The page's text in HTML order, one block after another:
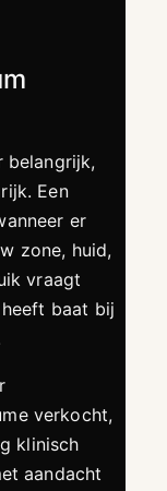
belangrijk,
Een
er
zone, huid,
vraagt
baat bij
verkocht,
klinisch
aandacht